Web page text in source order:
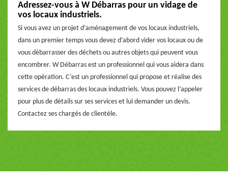
Adressez-vous à W Débarras pour un vidage de
vos locaux industriels.
Si vous avez un projet d’aménagement de vos locaux industriels,
dans un premier temps vous devez d’abord vider vos locaux ou de
vous débarrasser des déchets ou autres objets qui peuvent vous
encombrer. W Débarras est un professionnel qui vous aidera dans
cette opération. C’est un professionnel qui propose et réalise des
services de débarras des locaux industriels. Vous pouvez l’appeler
pour plus de détails sur ses services et lui demander un devis.
Contactez ses chargés de clientèle.